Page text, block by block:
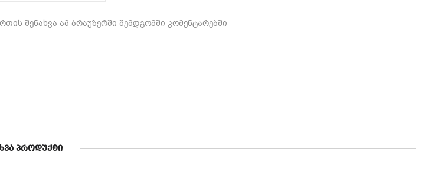
შენახვა ამ ბრაუზერში შემდგომში კომენტარებში
ᲞᲠᲝᲓᲣᲥᲢᲘ